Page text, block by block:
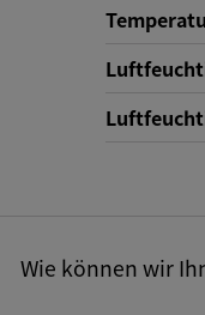
Wie können wir